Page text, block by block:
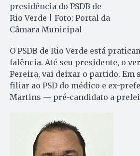
presidência do PSDB de
Rio Verde | Foto: Portal da
Câmara Municipal
O PSDB de Rio Verde está
falência. Até seu presidente, o
Pereira, vai deixar o partido. Em
filiar ao PSD do médico e ex-
Martins — pré-candidato a